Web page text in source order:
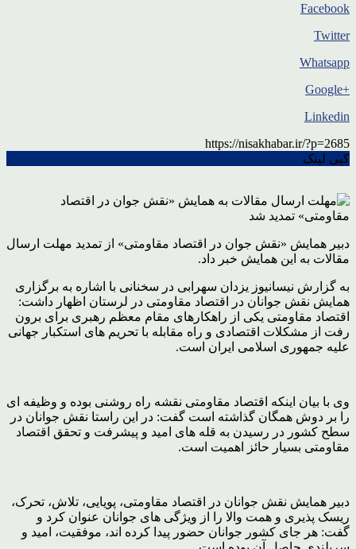
Facebook
Twitter
Whatsapp
+Google
Linkedin
https://nisakhabar.ir/?p=2685
کپی لینک
دبیر همایش «نقش جوان در اقتصاد مقاومتی» از تمدید مهلت ارسال
مقالات به این همایش خبر داد.
به گزارش نیسانیوز یزدان سهرابی در سخنانی با اشاره به برگزاری
همایش نقش جوانان در اقتصاد مقاومتی در لرستان اظهار داشت:
اقتصاد مقاومتی یکی از راهکارهای مقام معظم رهبری برای برون
رفت از مشکلات اقتصادی و راه مقابله با تحریم های استکبار جهانی
علیه جمهوری اسلامی ایران است.
وی با بیان اینکه اقتصاد مقاومتی نقشه راه روشنی بوده و وظیفه ای
را بر دوش همگان گذاشته است گفت: در این راستا نقش جوانان در
سطح کشور در رسیدن به قله های امید و پیشرفت و تحقق اقتصاد
مقاومتی بسیار حائز اهمیت است.
دبیر همایش نقش جوانان در اقتصاد مقاومتی، پویایی، تلاش، تحرک،
ریسک پذیری و همت والا را از ویژگی های جوانان عنوان کرد و
گفت: هر جای کشور جوانان حضور پیدا کرده اند، موفقیت، امید و